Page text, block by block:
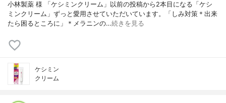
小林製薬 様 「ケシミンクリーム」以前の投稿から2本目になる「ケシ
ミンクリーム」ずっと愛用させていただいています。「しみ対策＊出来
たら困るところに」＊メラニンの…続きを見る
ケシミン
クリーム